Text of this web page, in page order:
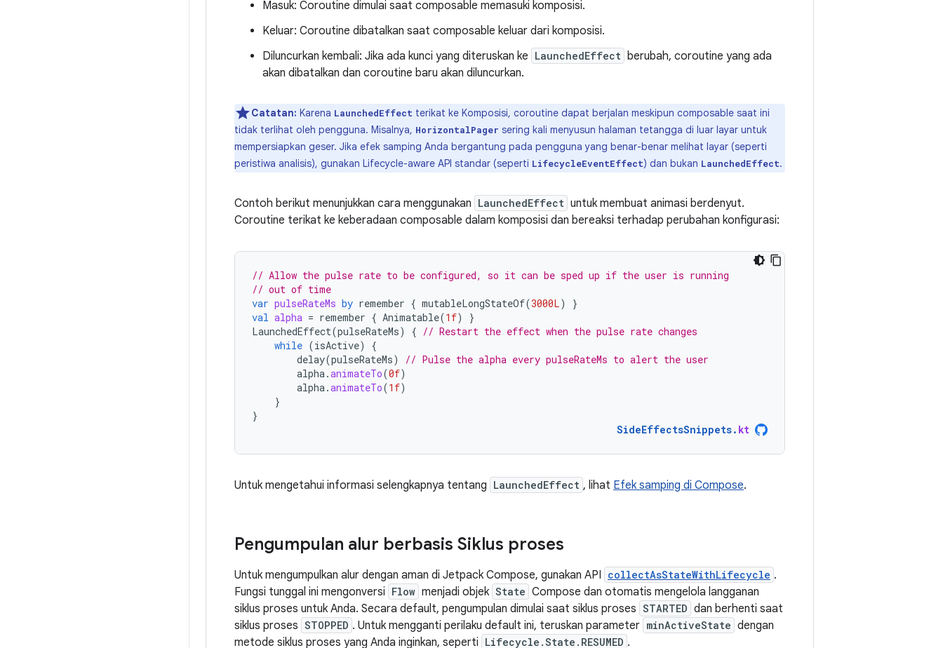
Masuk: Coroutine dimulai saat composable memasuki komposisi.
Keluar: Coroutine dibatalkan saat composable keluar dari komposisi.
Diluncurkan kembali: Jika ada kunci yang diteruskan ke LaunchedEffect berubah, coroutine yang ada
akan dibatalkan dan coroutine baru akan diluncurkan.
Catatan: Karena LaunchedEffect terikat ke Komposisi, coroutine dapat berjalan meskipun composable saat ini
tidak terlihat oleh pengguna. Misalnya, HorizontalPager sering kali menyusun halaman tetangga di luar layar untuk
mempersiapkan geser. Jika efek samping Anda bergantung pada pengguna yang benar-benar melihat layar (seperti
peristiwa analisis), gunakan Lifecycle-aware API standar (seperti LifecycleEventEffect) dan bukan LaunchedEffect.
Contoh berikut menunjukkan cara menggunakan LaunchedEffect untuk membuat animasi berdenyut.
Coroutine terikat ke keberadaan composable dalam komposisi dan bereaksi terhadap perubahan konfigurasi:
// Allow the pulse rate to be configured, so it can be sped up if the user is running
// out of time
var pulseRateMs by remember { mutableLongStateOf(3000L)
}
val alpha = remember { Animatable(1f)
}
LaunchedEffect(pulseRateMs) { // Restart the effect when the pulse rate changes
while (isActive)
{
delay(pulseRateMs)
// Pulse the alpha every pulseRateMs to alert the user
alpha.animateTo(0f)
alpha.animateTo(1f)
}
}
SideEffectsSnippets. kt
Untuk mengetahui informasi selengkapnya tentang LaunchedEffect , lihat Efek samping di Compose.
Pengumpulan alur berbasis Siklus proses
Untuk mengumpulkan alur dengan aman di Jetpack Compose, gunakan API collectAsStateWithLifecycle .
Fungsi tunggal ini mengonversi Flow menjadi objek State Compose dan otomatis mengelola langganan
siklus proses untuk Anda. Secara default, pengumpulan dimulai saat siklus proses STARTED dan berhenti saat
siklus proses STOPPED . Untuk mengganti perilaku default ini, teruskan parameter minActiveState dengan
metode siklus proses yang Anda inginkan, seperti Lifecycle.State.RESUMED .